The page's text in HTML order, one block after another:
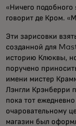
«Ничего
говорит де Кром.
Эти зарисовки
созданной для
историю Клюквы,
поручено
имени мистер
Лэнгли Крэнберри
пока тот
очаровательному
магазин был